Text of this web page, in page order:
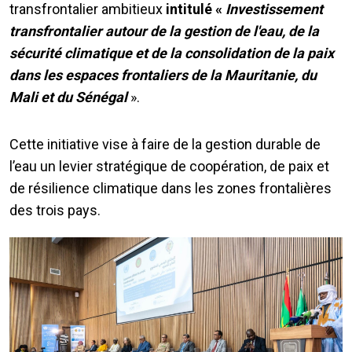
transfrontalier ambitieux intitulé « Investissement
transfrontalier autour de la gestion de l'eau, de la
sécurité climatique et de la consolidation de la paix
dans les espaces frontaliers de la Mauritanie, du
Mali et du Sénégal».
Cette initiative vise à faire de la gestion durable de
l’eau un levier stratégique de coopération, de paix et
de résilience climatique dans les zones frontalières
des trois pays.